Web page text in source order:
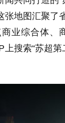
张地图汇聚了
业综合体、
上搜索“苏超